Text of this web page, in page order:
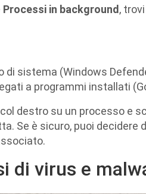
Processi in background ,
di sistema (Windows
a programmi installati
destro su un processo e
Se è sicuro, puoi decidere
di virus e